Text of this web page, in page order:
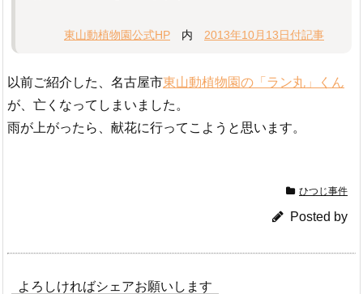
東山動植物園公式HP 内 2013年10月13日付記事
以前ご紹介した、名古屋市東山動植物園の「ラン丸」くん
が、亡くなってしまいました。
雨が上がったら、献花に行ってこようと思います。
ひつじ事件
Posted by
よろしければシェアお願いします